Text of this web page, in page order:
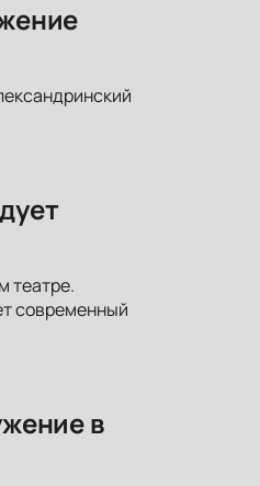
театре.
современный
в